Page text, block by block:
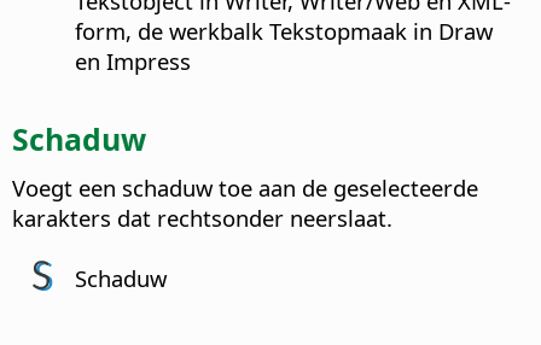
form, de werkbalk Tekstopmaak in Draw
en Impress
Schaduw
Voegt een schaduw toe aan de geselecteerde
karakters dat rechtsonder neerslaat.
Schaduw